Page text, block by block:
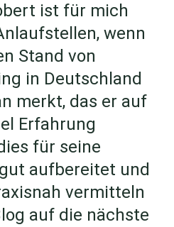
ist für mich
wenn
Stand von
in Deutschland
merkt, das er auf
Erfahrung
für seine
aufbereitet und
vermitteln
auf die nächste